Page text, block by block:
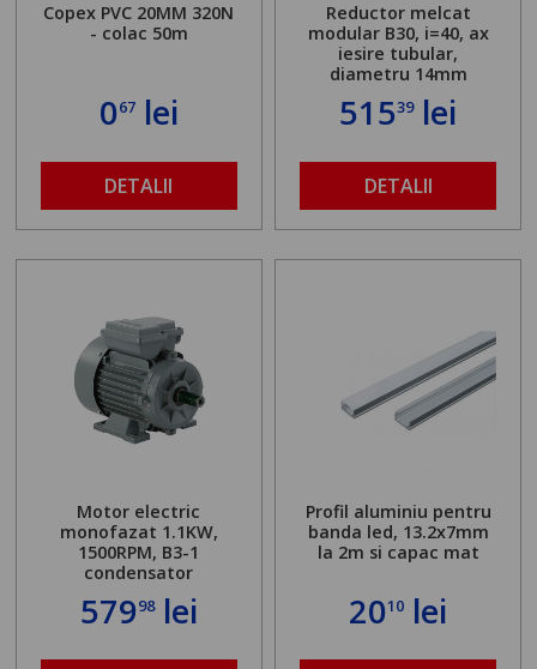
Copex PVC 20MM 320N
- colac 50m
067lei
DETALII
Reductor melcat
modular B30, i=40, ax
iesire tubular,
diametru 14mm
51539lei
DETALII
Motor electric
monofazat 1.1KW,
1500RPM, B3-1
condensator
57998lei
Profil aluminiu pentru
banda led, 13.2x7mm
la 2m si capac mat
2010 lei